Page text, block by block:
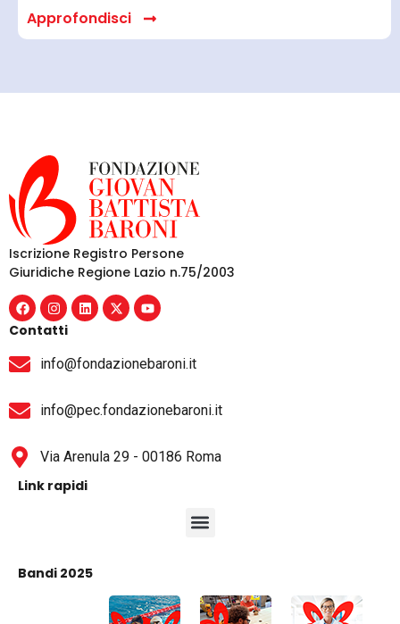
Approfondisci
Iscrizione Registro Persone
Giuridiche Regione Lazio n.75/2003
Contatti
info@fondazionebaroni.it
info@pec.fondazionebaroni.it
Via Arenula 29 - 00186 Roma
Link rapidi
Bandi 2025